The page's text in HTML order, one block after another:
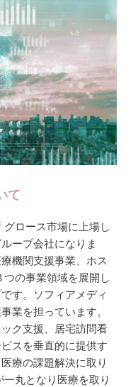
て
ロース市場に上場し
ープ会社になりま
機関支援事業、ホス
の事業領域を展開し
す。ソフィアメディ
業を担っています。
ク支援、居宅訪問看
スを垂直的に提供す
療の課題解決に取り
丸となり医療を取り